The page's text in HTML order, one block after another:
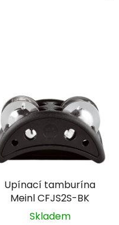
Upínací tamburína
Meinl CFJS2S-BK
Skladem